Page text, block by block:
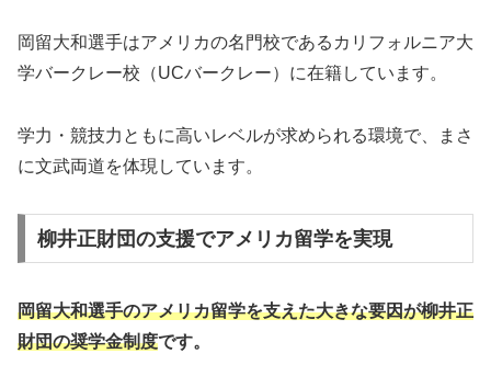
岡留大和選手はアメリカの名門校であるカリフォルニア大
学バークレー校（UCバークレー）に在籍しています。
学力・競技力ともに高いレベルが求められる環境で、まさ
に文武両道を体現しています。
柳井正財団の支援でアメリカ留学を実現
岡留大和選手のアメリカ留学を支えた大きな要因が柳井正
財団の奨学金制度です。